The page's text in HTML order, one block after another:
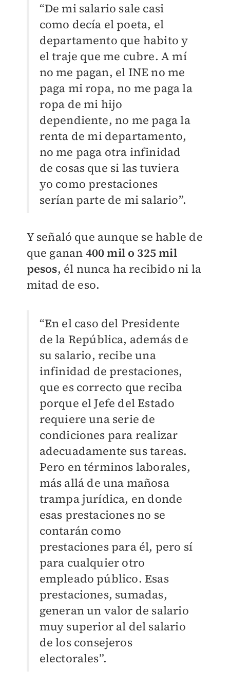
“De mi salario sale casi
como decía el poeta, el
departamento que habito y
el traje que me cubre. A mí
no me pagan, el INE no me
paga mi ropa, no me paga la
ropa de mi hijo
dependiente, no me paga la
renta de mi departamento,
no me paga otra infinidad
de cosas que si las tuviera
yo como prestaciones
serían parte de mi salario”.
Y señaló que aunque se hable de
que ganan 400 mil o 325 mil
pesos, él nunca ha recibido ni la
mitad de eso.
“En el caso del Presidente
de la República, además de
su salario, recibe una
infinidad de prestaciones,
que es correcto que reciba
porque el Jefe del Estado
requiere una serie de
condiciones para realizar
adecuadamente sus tareas.
Pero en términos laborales,
más allá de una mañosa
trampa jurídica, en donde
esas prestaciones no se
contarán como
prestaciones para él, pero sí
para cualquier otro
empleado público. Esas
prestaciones, sumadas,
generan un valor de salario
muy superior al del salario
de los consejeros
electorales”.